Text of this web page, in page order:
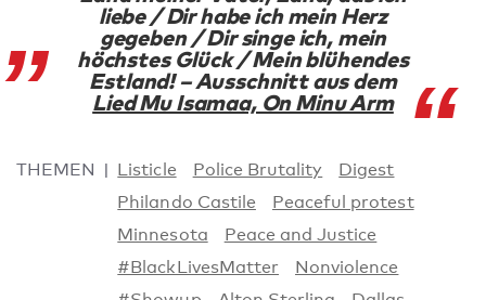
liebe / Dir habe ich mein Herz
gegeben / Dir singe ich, mein
höchstes Glück / Mein blühendes
Estland! – Ausschnitt aus dem
Lied Mu Isamaa, On Minu Arm
THEMEN Listicle Police Brutality
Digest
Philando Castile
Peaceful protest
Minnesota
Peace and Justice
#BlackLivesMatter
Nonviolence